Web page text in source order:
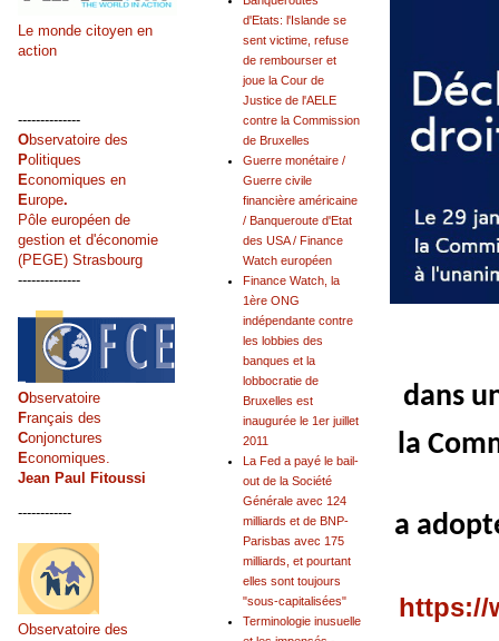
dans
la
a
https://
d'Etats: l'Islande se
sent victime, refuse
de rembourser et
joue la Cour de
Justice de l'AELE
contre la Commission
de Bruxelles
Guerre monétaire /
Guerre civile
financière américaine
/ Banqueroute d'Etat
des USA / Finance
Watch européen
Finance Watch, la
1ère ONG
indépendante contre
les lobbies des
banques et la
lobbocratie de
Bruxelles est
inaugurée le 1er juillet
2011
La Fed a payé le bail-
out de la Société
Générale avec 124
milliards et de BNP-
Parisbas avec 175
milliards, et pourtant
elles sont toujours
"sous-capitalisées"
Terminologie inusuelle
Le monde citoyen en
action
--------------
Observatoire des
Politiques
Economiques en
Europe.
Pôle européen de
gestion et d'économie
(PEGE) Strasbourg
--------------
Observatoire
Français des
Conjonctures
Economiques.
Jean Paul Fitoussi
------------
Observatoire des